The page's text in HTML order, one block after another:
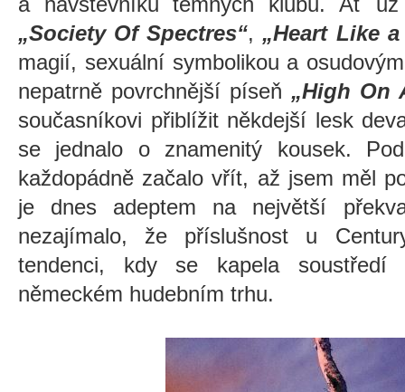
„Society Of Spectres“, „Heart Like
magií, sexuální symbolikou a
nepatrně povrchnější píseň „High On
současníkovi přiblížit někdejší lesk
se jednalo o znamenitý kousek.
každopádně začalo vřít, až jsem měl
je dnes adeptem na největší
nezajímalo, že příslušnost u
tendenci, kdy se kapela soustředí
německém hudebním trhu.